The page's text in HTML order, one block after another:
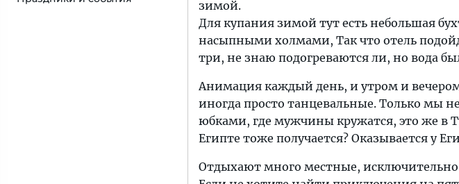
зимой.
Для купания зимой тут есть небольшая
насыпными холмами, Так что отель
три, не знаю подогреваются ли, но вода
Анимация каждый день, и утром и
иногда просто танцевальные. Только мы
юбками, где мужчины кружатся, это же в
Египте тоже получается? Оказывается у
Отдыхают много местные,